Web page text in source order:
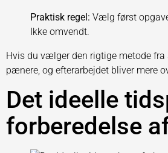
Praktisk regel: Vælg først
Ikke omvendt.
Hvis du vælger den rigtige metode
pænere, og efterarbejdet bliver mere
Det ideelle
forberedelse